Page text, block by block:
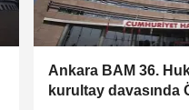
Ankara BAM 36.
kurultay davasında